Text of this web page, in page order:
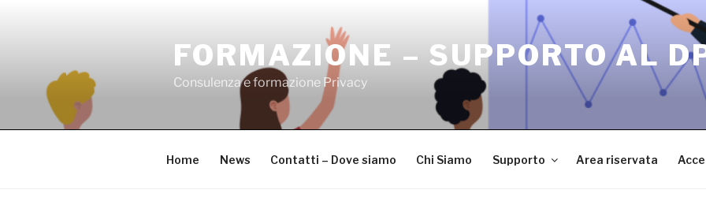
FORMAZIONE – SUPPORTO AL
Consulenza e formazione Privacy
Home News Contatti – Dove siamo Chi Siamo Supporto Area riservata